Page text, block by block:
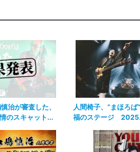
治が審査した、
のスキャット...
人間椅子、“まほろば
福のステージ